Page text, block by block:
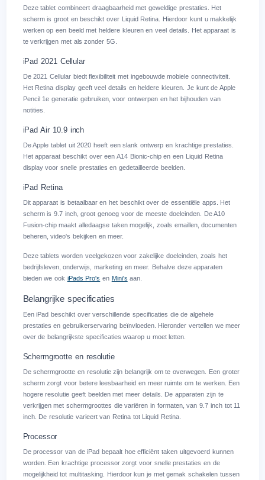
Deze tablet combineert draagbaarheid met geweldige prestaties. Het
scherm is groot en beschikt over Liquid Retina. Hierdoor kunt u makkelijk
werken op een beeld met heldere kleuren en veel details. Het apparaat is
te verkrijgen met als zonder 5G.
iPad 2021 Cellular
De 2021 Cellular biedt flexibiliteit met ingebouwde mobiele connectiviteit.
Het Retina display geeft veel details en heldere kleuren. Je kunt de Apple
Pencil 1e generatie gebruiken, voor ontwerpen en het bijhouden van
notities.
iPad Air 10.9 inch
De Apple tablet uit 2020 heeft een slank ontwerp en krachtige prestaties.
Het apparaat beschikt over een A14 Bionic-chip en een Liquid Retina
display voor snelle prestaties en gedetailleerde beelden.
iPad Retina
Dit apparaat is betaalbaar en het beschikt over de essentiële apps. Het
scherm is 9.7 inch, groot genoeg voor de meeste doeleinden. De A10
Fusion-chip maakt alledaagse taken mogelijk, zoals emaillen, documenten
beheren, video's bekijken en meer.
Deze tablets worden veelgekozen voor zakelijke doeleinden, zoals het
bedrijfsleven, onderwijs, marketing en meer. Behalve deze apparaten
bieden we ook iPads Pro's en Mini's aan.
Belangrijke specificaties
Een iPad beschikt over verschillende specificaties die de algehele
prestaties en gebruikerservaring beïnvloeden. Hieronder vertellen we meer
over de belangrijkste specificaties waarop u moet letten.
Schermgrootte en resolutie
De schermgrootte en resolutie zijn belangrijk om te overwegen. Een groter
scherm zorgt voor betere leesbaarheid en meer ruimte om te werken. Een
hogere resolutie geeft beelden met meer details. De apparaten zijn te
verkrijgen met schermgroottes die variëren in formaten, van 9.7 inch tot 11
inch. De resolutie varieert van Retina tot Liquid Retina.
Processor
De processor van de iPad bepaalt hoe efficiënt taken uitgevoerd kunnen
worden. Een krachtige processor zorgt voor snelle prestaties en de
mogelijkheid tot multitasking. Hierdoor kun je met gemak schakelen tussen